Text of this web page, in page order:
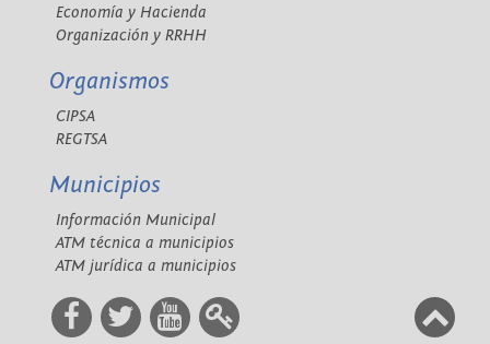
Economía y Hacienda
Organización y RRHH
Organismos
CIPSA
REGTSA
Municipios
Información Municipal
ATM técnica a municipios
ATM jurídica a municipios